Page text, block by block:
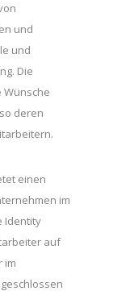
und
und
Die
Wünsche
deren
einen
im
Identity
auf
im